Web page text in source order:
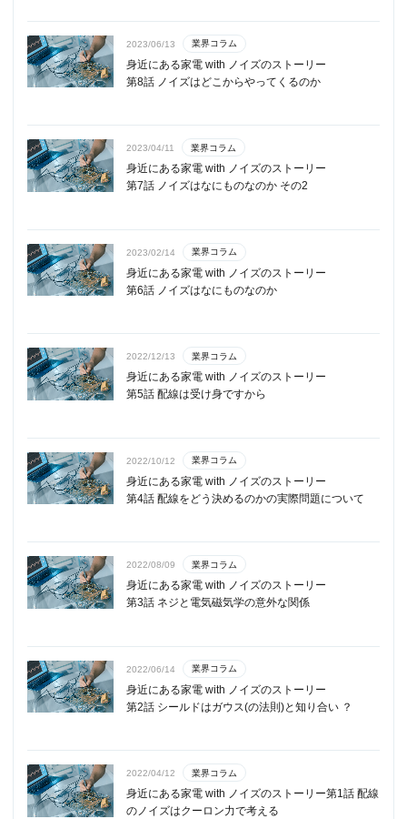
2023/06/13 業界コラム
身近にある家電 with ノイズのストーリー
第8話 ノイズはどこからやってくるのか
2023/04/11 業界コラム
身近にある家電 with ノイズのストーリー
第7話 ノイズはなにものなのか その2
2023/02/14 業界コラム
身近にある家電 with ノイズのストーリー
第6話 ノイズはなにものなのか
2022/12/13 業界コラム
身近にある家電 with ノイズのストーリー
第5話 配線は受け身ですから
2022/10/12 業界コラム
身近にある家電 with ノイズのストーリー
第4話 配線をどう決めるのかの実際問題について
2022/08/09 業界コラム
身近にある家電 with ノイズのストーリー
第3話 ネジと電気磁気学の意外な関係
2022/06/14 業界コラム
身近にある家電 with ノイズのストーリー
第2話 シールドはガウス(の法則)と知り合い ？
2022/04/12 業界コラム
身近にある家電 with ノイズのストーリー第1話 配線
のノイズはクーロン力で考える